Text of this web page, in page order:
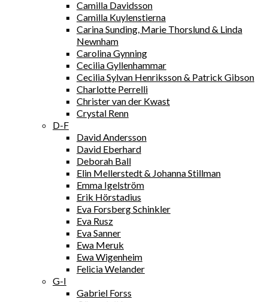
Camilla Davidsson
Camilla Kuylenstierna
Carina Sunding, Marie Thorslund & Linda
Newnham
Carolina Gynning
Cecilia Gyllenhammar
Cecilia Sylvan Henriksson & Patrick Gibson
Charlotte Perrelli
Christer van der Kwast
Crystal Renn
D-F
David Andersson
David Eberhard
Deborah Ball
Elin Mellerstedt & Johanna Stillman
Emma Igelström
Erik Hörstadius
Eva Forsberg Schinkler
Eva Rusz
Eva Sanner
Ewa Meruk
Ewa Wigenheim
Felicia Welander
G-I
Gabriel Forss